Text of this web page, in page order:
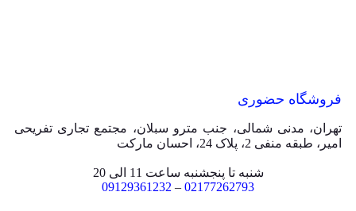
فروشگاه حضوری
تهران، مدنی شمالی، جنب مترو سبلان، مجتمع تجاری تفریحی
امیر، طبقه منفی 2، پلاک 24، احسان مارکت
شنبه تا پنجشنبه ساعت 11 الی 20
02177262793
–
09129361232